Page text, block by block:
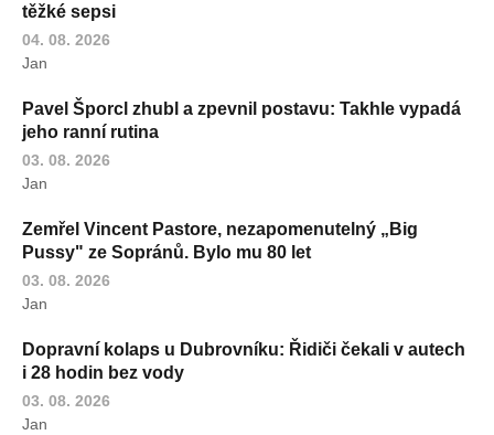
těžké sepsi
04. 08. 2026
Jan
Pavel Šporcl zhubl a zpevnil postavu: Takhle vypadá
jeho ranní rutina
03. 08. 2026
Jan
Zemřel Vincent Pastore, nezapomenutelný „Big
Pussy" ze Sopránů. Bylo mu 80 let
03. 08. 2026
Jan
Dopravní kolaps u Dubrovníku: Řidiči čekali v autech
i 28 hodin bez vody
03. 08. 2026
Jan